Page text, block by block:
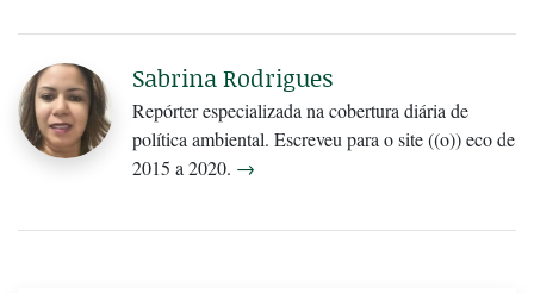
Sabrina Rodrigues
Repórter especializada na cobertura diária de
política ambiental. Escreveu para o site ((o)) eco de
2015 a 2020. →